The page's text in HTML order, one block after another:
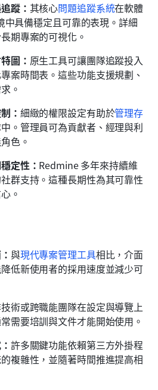
蹤： 其核心問題追蹤系統在軟體
中具備穩定且可靠的表現。詳細
期專案的可視化。
圖： 原生工具可讓團隊追蹤投入
案時間表。這些功能支援規劃、
。
： 細緻的權限設定有助於管理存
。管理員可為貢獻者、經理與利
色。
定性： Redmine 多年來持續維
群支持。這種長期性為其可靠性
。
與現代專案管理工具相比，介面
低新使用者的採用速度並減少可
術或跨職能團隊在設定與導覽上
需要培訓與文件才能開始使用。
許多關鍵功能依賴第三方外掛程
複雜性，並隨著時間推進提高相